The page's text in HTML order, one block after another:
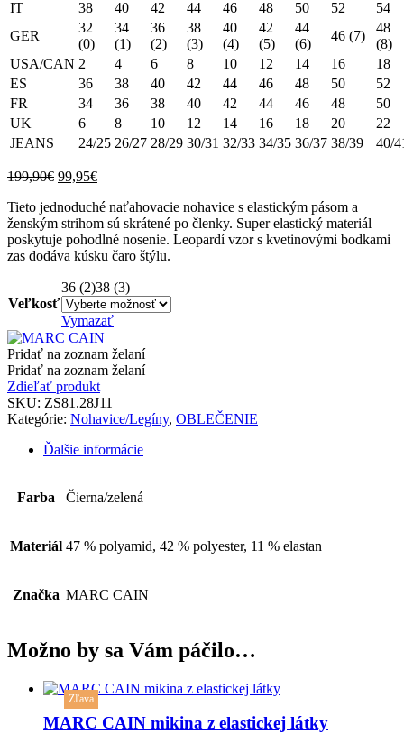
IT 38 40 42 44 46 48 50 52
54
GER
32
(0)
34
(1)
36
(2)
38
(3)
40
(4)
42
(5)
44
(6)
46 (7)
48
(8)
USA/CAN 2 4 6 8 10 12 14 16
18
ES
36 38 40 42 44 46 48 50
52
FR
34 36 38 40 42 44 46 48
50
UK
6 8 10 12 14 16 18 20
22
JEANS
24/25 26/27 28/29 30/31 32/33 34/35 36/37 38/39 40/
199,90€ Original
was:
199,90€.
99,95€Current
is:
99,95€.
Tieto jednoduché naťahovacie nohavice s elastickým pásom a
ženským strihom sú skrátené po členky. Super elastický materiál
poskytuje pohodlné nosenie. Leopardí vzor s kvetinovými bodkami
zas dodáva kúsku čaro štýlu.
Veľkosť
36 (2)38 (3)
Vymazať
Pridať na zoznam želaní
Pridať na zoznam želaní
Zdieľať produkt
SKU: ZS81.28J11
Kategórie: Nohavice/Legíny, OBLEČENIE
Ďalšie informácie
Farba Čierna/zelená
Materiál 47 % polyamid, 42 % polyester, 11 % elastan
Značka MARC CAIN
Možno by sa Vám páčilo…
This
product
has
MARC CAIN mikina z elastickej látky
Zľava